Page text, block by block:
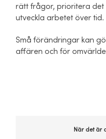
rätt frågor, prioritera det
utveckla arbetet över tid.
Små förändringar kan
affären och för
När det är